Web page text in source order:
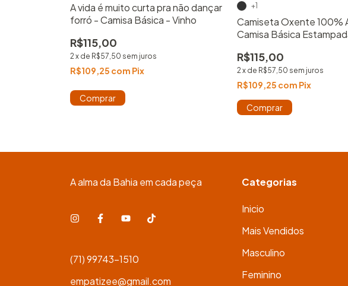
A vida é muito curta pra não dançar
forró - Camisa Básica - Vinho
R$115,00
2 x de R$57,50 sem juros
R$109,25 com Pix
Comprar
Camiseta Oxente 100%
Camisa Básica
R$115,00
2 x de R$57,50 sem juros
R$109,25 com Pix
+1
Comprar
A alma da Bahia em cada peça
(71) 99743-1510
empatizee@gmail.com
Categorias
Inicio
Mais Vendidos
Masculino
Feminino